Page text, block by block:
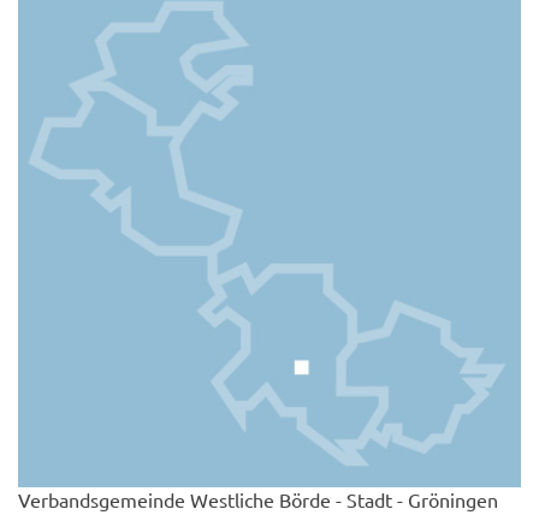
Verbandsgemeinde Westliche Börde - Stadt - Gröningen